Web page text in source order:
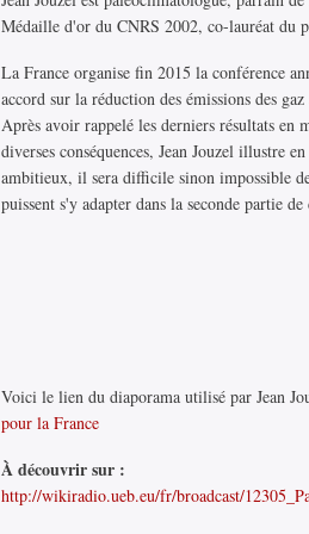
Médaille d'or du CNRS 2002, co-lauréat du
La France organise fin 2015 la conférence
accord sur la réduction des émissions des
Après avoir rappelé les derniers résultats en
diverses conséquences, Jean Jouzel illustre
ambitieux, il sera difficile sinon impossible
puissent s'y adapter dans la seconde partie de
Voici le lien du diaporama utilisé par Jean
pour la France
À découvrir sur :
http://wikiradio.ueb.eu/fr/broadcast/